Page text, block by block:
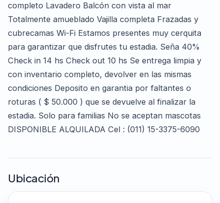
completo Lavadero Balcón con vista al mar
Totalmente amueblado Vajilla completa Frazadas y
cubrecamas Wi-Fi Estamos presentes muy cerquita
para garantizar que disfrutes tu estadia. Seña 40%
Check in 14 hs Check out 10 hs Se entrega limpia y
con inventario completo, devolver en las mismas
condiciones Deposito en garantia por faltantes o
roturas ( $ 50.000 ) que se devuelve al finalizar la
estadia. Solo para familias No se aceptan mascotas
DISPONIBLE ALQUILADA Cel : (011) 15-3375-6090
Ubicación